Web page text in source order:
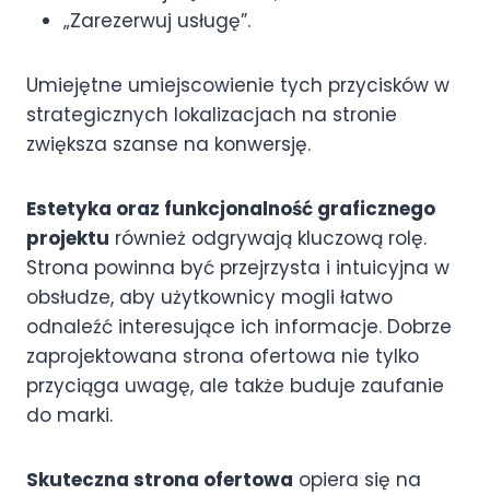
„Zarezerwuj usługę”.
Umiejętne umiejscowienie tych przycisków w
strategicznych lokalizacjach na stronie
zwiększa szanse na konwersję.
Estetyka oraz funkcjonalność graficznego
projektu również odgrywają kluczową rolę.
Strona powinna być przejrzysta i intuicyjna w
obsłudze, aby użytkownicy mogli łatwo
odnaleźć interesujące ich informacje. Dobrze
zaprojektowana strona ofertowa nie tylko
przyciąga uwagę, ale także buduje zaufanie
do marki.
Skuteczna strona ofertowa opiera się na